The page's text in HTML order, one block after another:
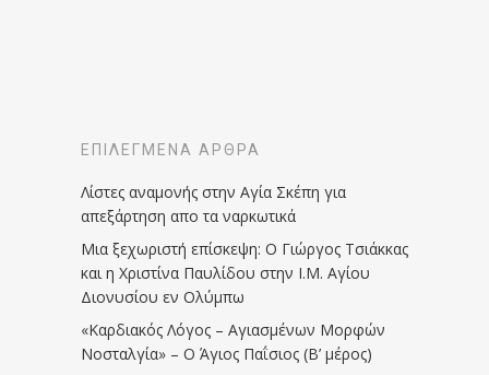
ΕΠΙΛΕΓΜΈΝΑ ΆΡΘΡΑ
Λίστες αναμονής στην Αγία Σκέπη για
απεξάρτηση απο τα ναρκωτικά
Μια ξεχωριστή επίσκεψη: Ο Γιώργος Τσιάκκας
και η Χριστίνα Παυλίδου στην Ι.Μ. Αγίου
Διονυσίου εν Ολύμπω
«Καρδιακός Λόγος – Αγιασμένων Μορφών
Νοσταλγία» – Ο Άγιος Παΐσιος (Β’ μέρος)